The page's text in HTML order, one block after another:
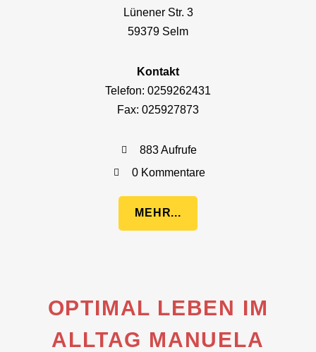
Lünener Str. 3
59379 Selm
Kontakt
Telefon: 0259262431
Fax: 025927873
883 Aufrufe
0 Kommentare
MEHR...
OPTIMAL LEBEN IM
ALLTAG MANUELA